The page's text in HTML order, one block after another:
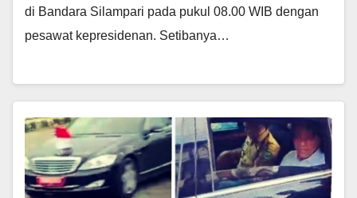
di Bandara Silampari pada pukul 08.00 WIB dengan
pesawat kepresidenan. Setibanya…